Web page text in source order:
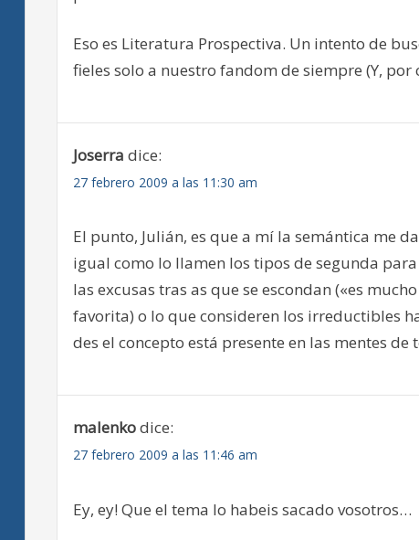
Eso es Literatura Prospectiva. Un intento de
fieles solo a nuestro fandom de siempre (Y,
Joserra dice:
27 febrero 2009 a las 11:30 am
El punto, Julián, es que a mí la semántica me
igual como lo llamen los tipos de segunda
las excusas tras as que se escondan («es
favorita) o lo que consideren los irreductibles
des el concepto está presente en las mentes de
malenkodice:
27 febrero 2009 a las 11:46 am
Ey, ey! Que el tema lo habeis sacado vosotros…